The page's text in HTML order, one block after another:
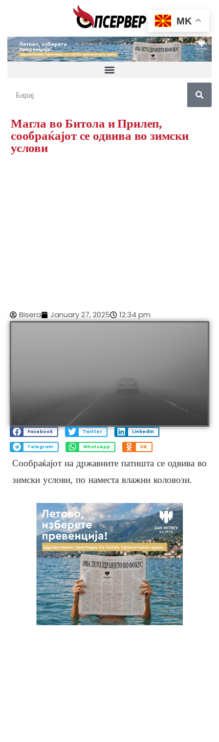
Магла во Битола и Прилеп,
сообраќајот се одвива во зимски
услови
Bisera January 27, 2025 12:34 pm
Facebook Twitter LinkedIn
Telegram WhatsApp OK
Сообраќајот на државните патишта се одвива во
зимски услови, по наместа влажни коловози.
MK